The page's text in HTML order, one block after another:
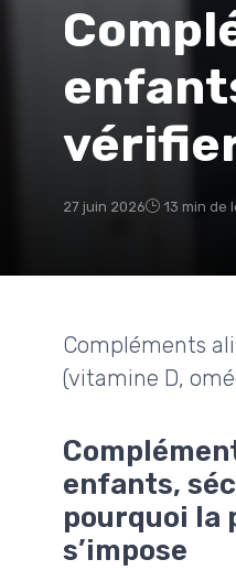
27 juin 2026 13 min de
Compléments
(vitamine D,
enfants,
pourquoi la
s’impose